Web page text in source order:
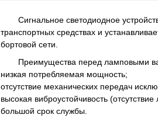
Сигнальное светодиодное
транспортных средствах и
бортовой сети.
Преимущества перед ламповыми
низкая потребляемая мощность;
отсутствие механических передач
высокая виброустойчивость
большой срок службы.